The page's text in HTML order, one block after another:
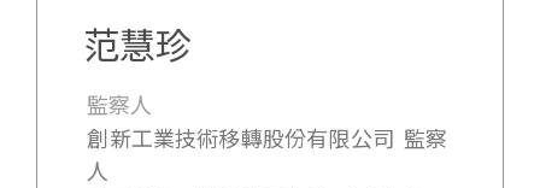
范慧珍
監察人
創新工業技術移轉股份有限公司 監察
人